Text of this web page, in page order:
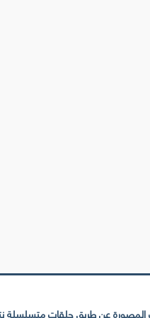
عن طريق حلقات متسلسلة